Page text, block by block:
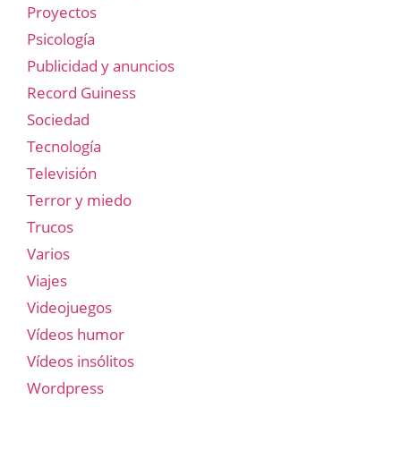
Proyectos
Psicología
Publicidad y anuncios
Record Guiness
Sociedad
Tecnología
Televisión
Terror y miedo
Trucos
Varios
Viajes
Videojuegos
Vídeos humor
Vídeos insólitos
Wordpress